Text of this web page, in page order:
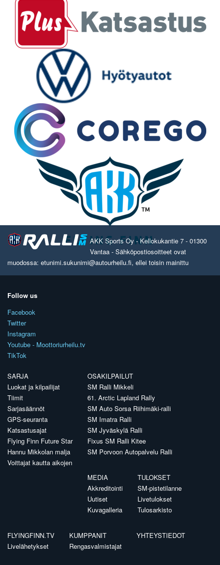
AKK Sports Oy - Kellokukantie 7 - 01300
Vantaa - Sähköpostiosoitteet ovat
muodossa: etunimi.sukunimi@autourheilu.fi, ellei toisin mainittu
Follow us
Facebook
Twitter
Instagram
Youtube - Moottoriurheilu.tv
TikTok
SARJA
Luokat ja kilpailijat
Tiimit
Sarjasäännöt
GPS-seuranta
Katsastusajat
Flying Finn Future Star
Hannu Mikkolan malja
Voittajat kautta aikojen
OSAKILPAILUT
SM Ralli Mikkeli
61. Arctic Lapland Rally
SM Auto Sorsa Riihimäki-ralli
SM Imatra Ralli
SM Jyväskylä Ralli
Fixus SM Ralli Kitee
SM Porvoon Autopalvelu Ralli
MEDIA
Akkreditointi
Uutiset
Kuvagalleria
TULOKSET
SM-pistetilanne
Livetulokset
Tulosarkisto
FLYINGFINN.TV
Livelähetykset
KUMPPANIT
Rengasvalmistajat
YHTEYSTIEDOT